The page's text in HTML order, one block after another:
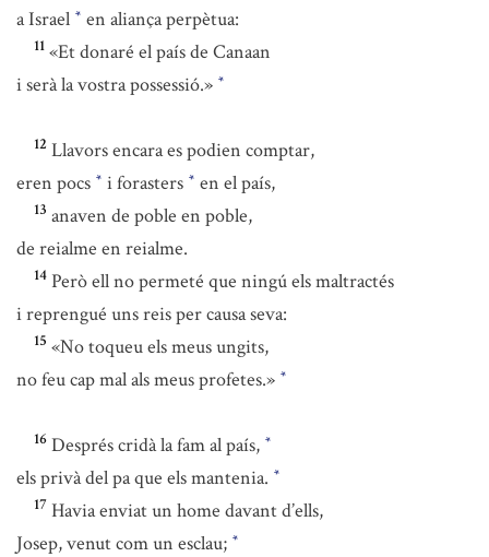
a Israel * en aliança perpètua:
11 «Et donaré el país de Canaan
i serà la vostra possessió.» *
12 Llavors encara es podien comptar,
eren pocs * i forasters * en el país,
13 anaven de poble en poble,
de reialme en reialme.
14 Però ell no permeté que ningú els maltractés
i reprengué uns reis per causa seva:
15 «No toqueu els meus ungits,
no feu cap mal als meus profetes.» *
16 Després cridà la fam al país, *
els privà del pa que els mantenia. *
17 Havia enviat un home davant d’ells,
Josep, venut com un esclau; *